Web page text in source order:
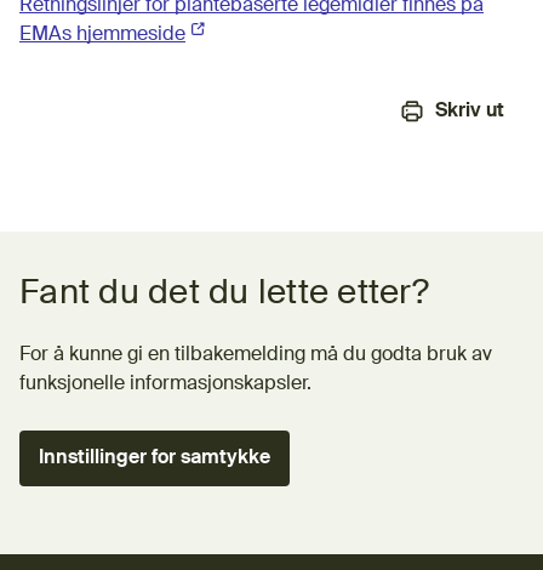
Retningslinjer for plantebaserte legemidler finnes på
EMAs hjemmeside (Ekstern lenke)
Skriv ut
Fant du det du lette etter?
For å kunne gi en tilbakemelding må du godta bruk av
funksjonelle informasjonskapsler.
Innstillinger for samtykke